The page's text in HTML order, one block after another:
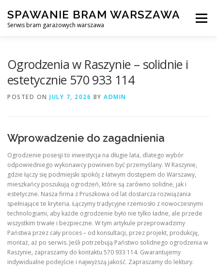
content
SPAWANIE BRAM WARSZAWA
Serwis bram garażowych warszawa
Menu
Ogrodzenia w Raszynie – solidnie i
estetycznie 570 933 114
POSTED ON JULY 7, 2026 BY ADMIN
Wprowadzenie do zagadnienia
Ogrodzenie posesji to inwestycja na długie lata, dlatego wybór
odpowiedniego wykonawcy powinien być przemyślany. W Raszynie,
gdzie łączy się podmiejski spokój z łatwym dostępem do Warszawy,
mieszkańcy poszukują ogrodzeń, które są zarówno solidne, jak i
estetyczne. Nasza firma z Pruszkowa od lat dostarcza rozwiązania
spełniające te kryteria. Łączymy tradycyjne rzemiosło z nowoczesnymi
technologiami, aby każde ogrodzenie było nie tylko ładne, ale przede
wszystkim trwałe i bezpieczne. W tym artykule przeprowadzimy
Państwa przez cały proces – od konsultacji, przez projekt, produkcję,
montaż, aż po serwis. Jeśli potrzebują Państwo solidnego ogrodzenia w
Raszynie, zapraszamy do kontaktu 570 933 114. Gwarantujemy
indywidualne podejście i najwyższą jakość. Zapraszamy do lektury.